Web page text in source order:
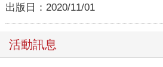
出版日： 2020/11/01
活動訊息